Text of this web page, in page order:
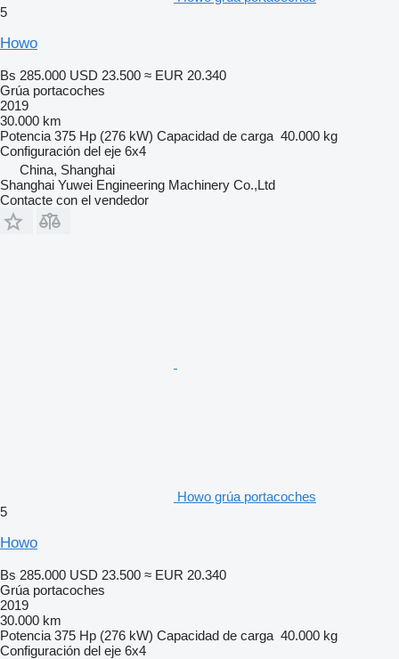
5
Howo
Bs 285.000 USD 23.500 ≈ EUR 20.340
Grúa portacoches
2019
30.000 km
Potencia 375 Hp (276 kW) Capacidad de carga 40.000 kg
Configuración del eje 6x4
China, Shanghai
Shanghai Yuwei Engineering Machinery Co.,Ltd
Contacte con el vendedor
Howo grúa portacoches
5
Howo
Bs 285.000 USD 23.500 ≈ EUR 20.340
Grúa portacoches
2019
30.000 km
Potencia 375 Hp (276 kW) Capacidad de carga 40.000 kg
Configuración del eje 6x4